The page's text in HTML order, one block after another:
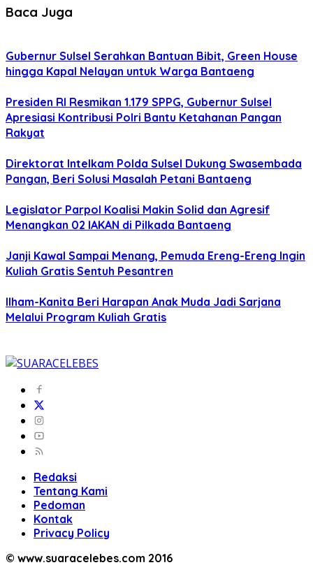
Baca Juga
Gubernur Sulsel Serahkan Bantuan Bibit, Green House
hingga Kapal Nelayan untuk Warga Bantaeng
Presiden RI Resmikan 1.179 SPPG, Gubernur Sulsel
Apresiasi Kontribusi Polri Bantu Ketahanan Pangan
Rakyat
Direktorat Intelkam Polda Sulsel Dukung Swasembada
Pangan, Beri Solusi Masalah Petani Bantaeng
Legislator Parpol Koalisi Makin Solid dan Agresif
Menangkan 02 IAKAN di Pilkada Bantaeng
Janji Kawal Sampai Menang, Pemuda Ereng-Ereng Ingin
Kuliah Gratis Sentuh Pesantren
Ilham-Kanita Beri Harapan Anak Muda Jadi Sarjana
Melalui Program Kuliah Gratis
Redaksi
Tentang Kami
Pedoman
Kontak
Privacy Policy
© www.suaracelebes.com 2016